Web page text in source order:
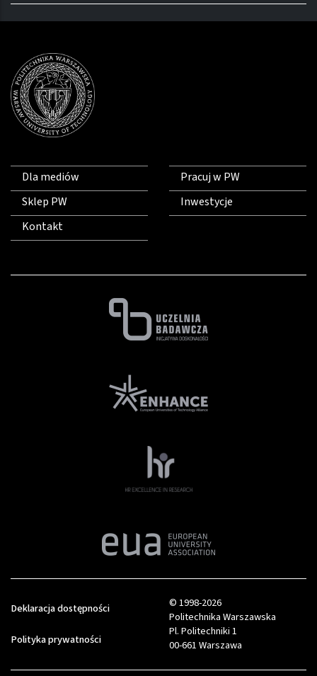
Dla mediów
Sklep PW
Kontakt
Pracuj w PW
Inwestycje
© 1998-2026
Politechnika Warszawska
Pl. Politechniki 1
00-661 Warszawa
Deklaracja dostępności
Polityka prywatności